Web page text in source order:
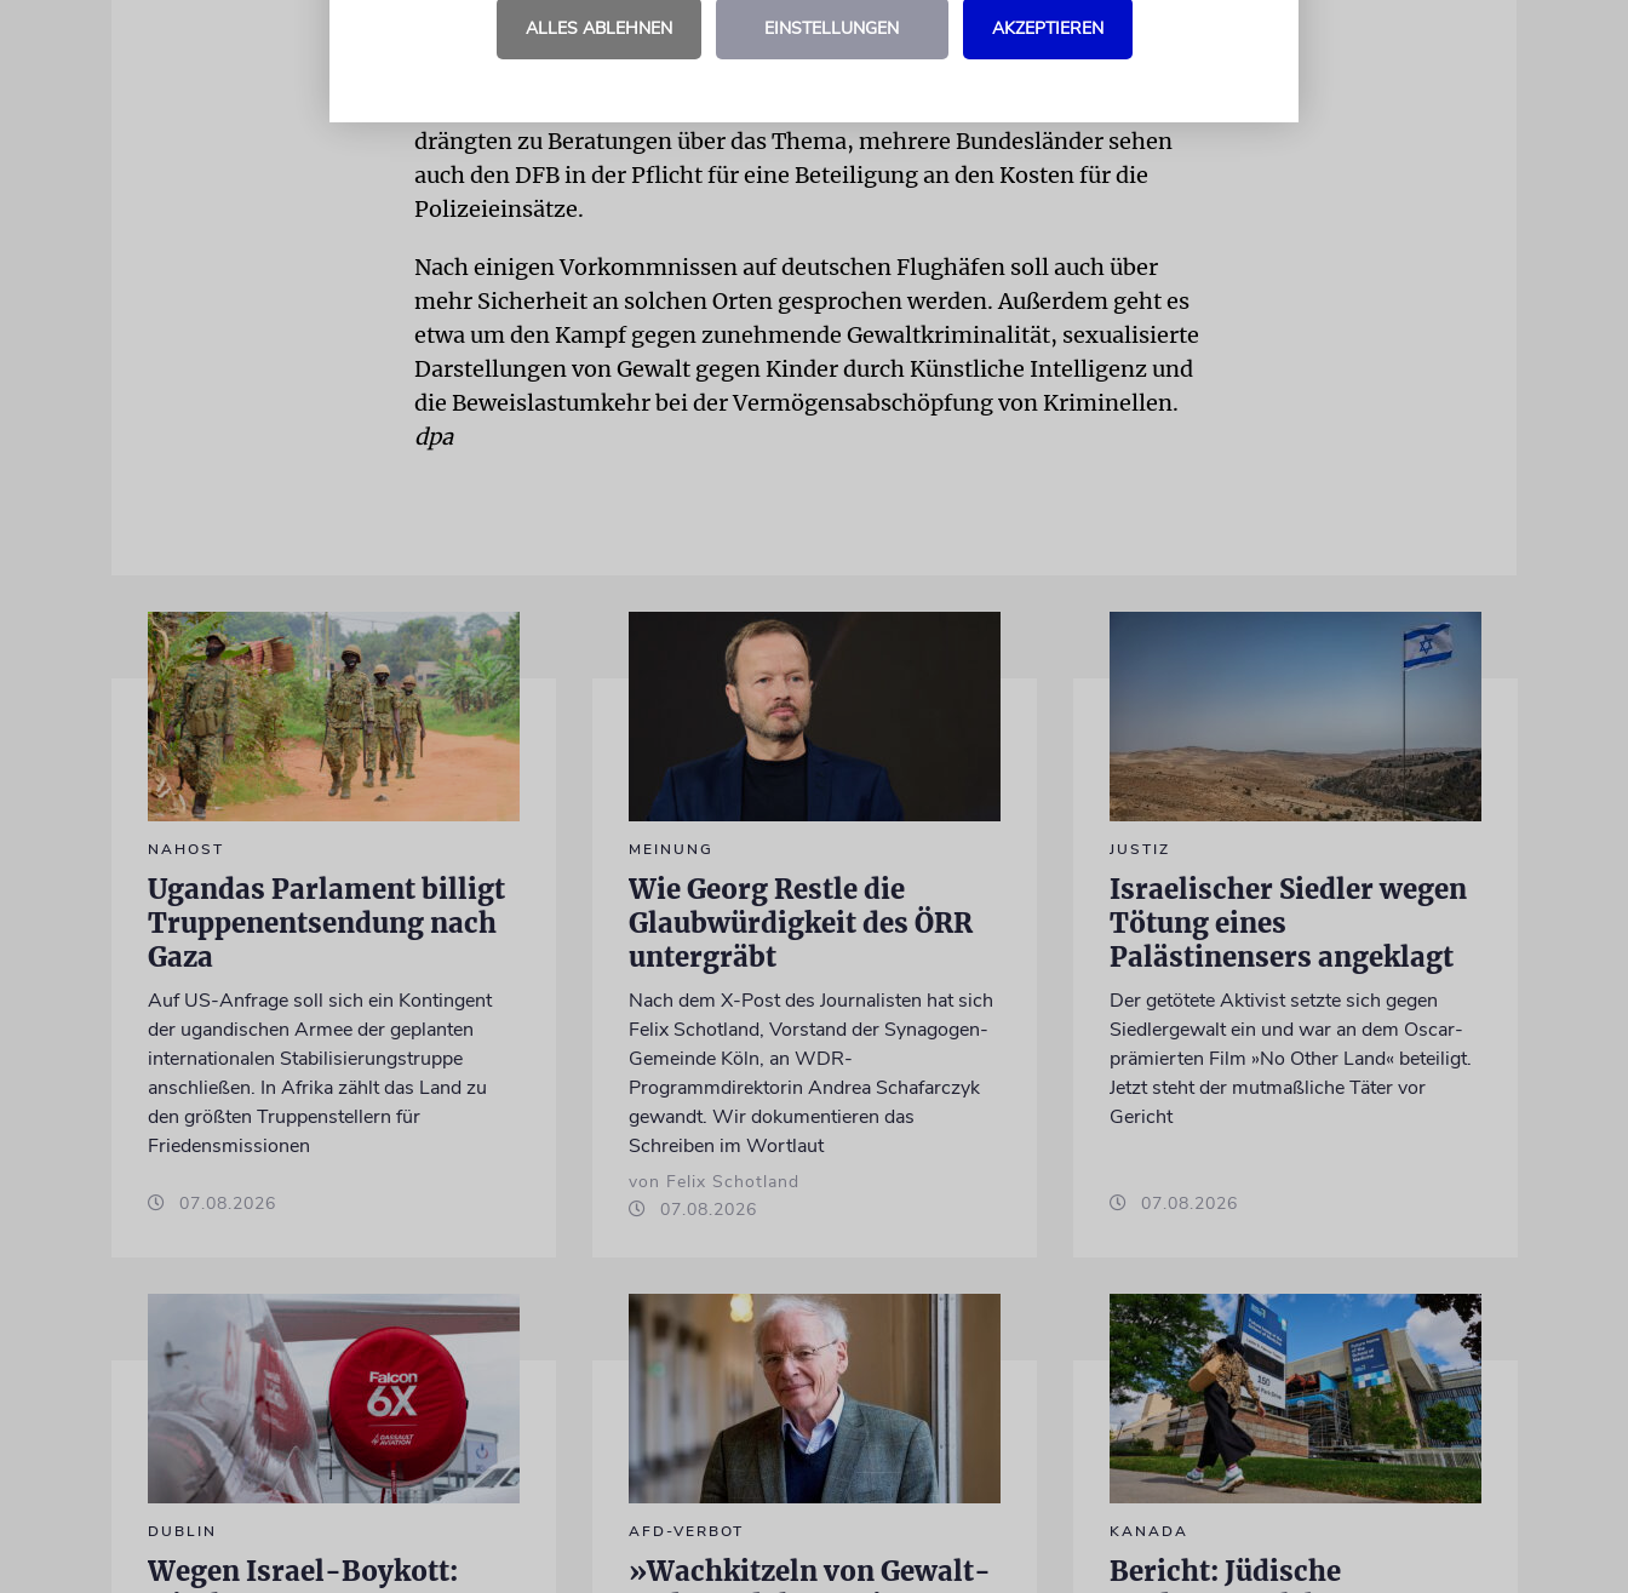
Gewalttätige Fußballfans
drängten zu Beratungen über das Thema, mehrere Bundesländer sehen
auch den DFB in der Pflicht für eine Beteiligung an den Kosten für die
Polizeieinsätze.
Nach einigen Vorkommnissen auf deutschen Flughäfen soll auch über
mehr Sicherheit an solchen Orten gesprochen werden. Außerdem geht es
etwa um den Kampf gegen zunehmende Gewaltkriminalität, sexualisierte
Darstellungen von Gewalt gegen Kinder durch Künstliche Intelligenz und
die Beweislastumkehr bei der Vermögensabschöpfung von Kriminellen.
dpa
NAHOST
Ugandas Parlament billigt
Truppenentsendung nach
Gaza
Auf US-Anfrage soll sich ein Kontingent
der ugandischen Armee der geplanten
internationalen Stabilisierungstruppe
anschließen. In Afrika zählt das Land zu
den größten Truppenstellern für
Friedensmissionen
07.08.2026
MEINUNG
Wie Georg Restle die
Glaubwürdigkeit des ÖRR
untergräbt
Nach dem X-Post des Journalisten hat sich
Felix Schotland, Vorstand der Synagogen-
Gemeinde Köln, an WDR-
Programmdirektorin Andrea Schafarczyk
gewandt. Wir dokumentieren das
Schreiben im Wortlaut
von Felix Schotland
07.08.2026
JUSTIZ
Israelischer Siedler wegen
Tötung eines
Palästinensers angeklagt
Der getötete Aktivist setzte sich gegen
Siedlergewalt ein und war an dem Oscar-
prämierten Film »No Other Land« beteiligt.
Jetzt steht der mutmaßliche Täter vor
Gericht
07.08.2026
DUBLIN
Wegen Israel-Boykott:
AFD-VERBOT
»Wachkitzeln von Gewalt-
KANADA
Bericht: Jüdische
ALLES ABLEHNEN EINSTELLUNGEN AKZEPTIEREN